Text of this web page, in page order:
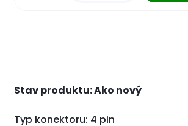
Stav produktu: Ako nový
Typ konektoru: 4 pin